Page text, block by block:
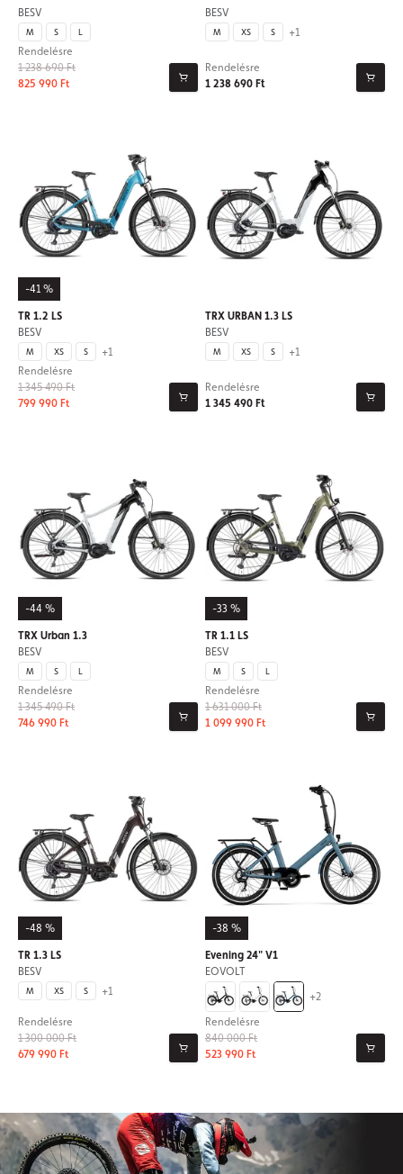
BESV
M S L
1 238 690 Ft
825 990 Ft
Rendelésre
BESV
M XS S +1
1 238 690 Ft
Rendelésre
-41 %
TR 1.2 LS
BESV
M XS S +1
1 345 490 Ft
799 990 Ft
Rendelésre
TRX URBAN 1.3 LS
BESV
M XS S +1
1 345 490 Ft
Rendelésre
-44 %
TRX Urban 1.3
BESV
M S L
1 345 490 Ft
746 990 Ft
Rendelésre
-33 %
TR 1.1 LS
BESV
M S L
1 631 000 Ft
1 099 990 Ft
Rendelésre
-48 %
TR 1.3 LS
BESV
M XS S +1
1 300 000 Ft
679 990 Ft
Rendelésre
-38 %
Evening 24" V1
EOVOLT
+2
840 000 Ft
523 990 Ft
Rendelésre